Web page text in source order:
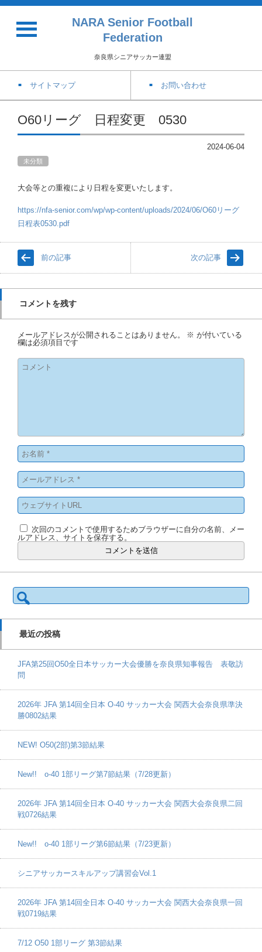
NARA Senior Football
Federation
奈良県シニアサッカー連盟
サイトマップ お問い合わせ
O60リーグ 日程変更 0530
2024-06-04
未分類
大会等との重複により日程を変更いたします。
https://nfa-senior.com/wp/wp-content/uploads/2024/06/O60リーグ
日程表0530.pdf
前の記事 次の記事
コメントを残す
メールアドレスが公開されることはありません。 ※ が付いている
欄は必須項目です
次回のコメントで使用するためブラウザーに自分の名前、メー
ルアドレス、サイトを保存する。
検
索:
最近の投稿
JFA第25回O50全日本サッカー大会優勝を奈良県知事報告 表敬訪
問
2026年 JFA 第14回全日本 O-40 サッカー大会 関西大会奈良県準決
勝0802結果
NEW! O50(2部)第3節結果
New!! o-40 1部リーグ第7節結果（7/28更新）
2026年 JFA 第14回全日本 O-40 サッカー大会 関西大会奈良県二回
戦0726結果
New!! o-40 1部リーグ第6節結果（7/23更新）
シニアサッカースキルアップ講習会Vol.1
2026年 JFA 第14回全日本 O-40 サッカー大会 関西大会奈良県一回
戦0719結果
7/12 O50 1部リーグ 第3節結果